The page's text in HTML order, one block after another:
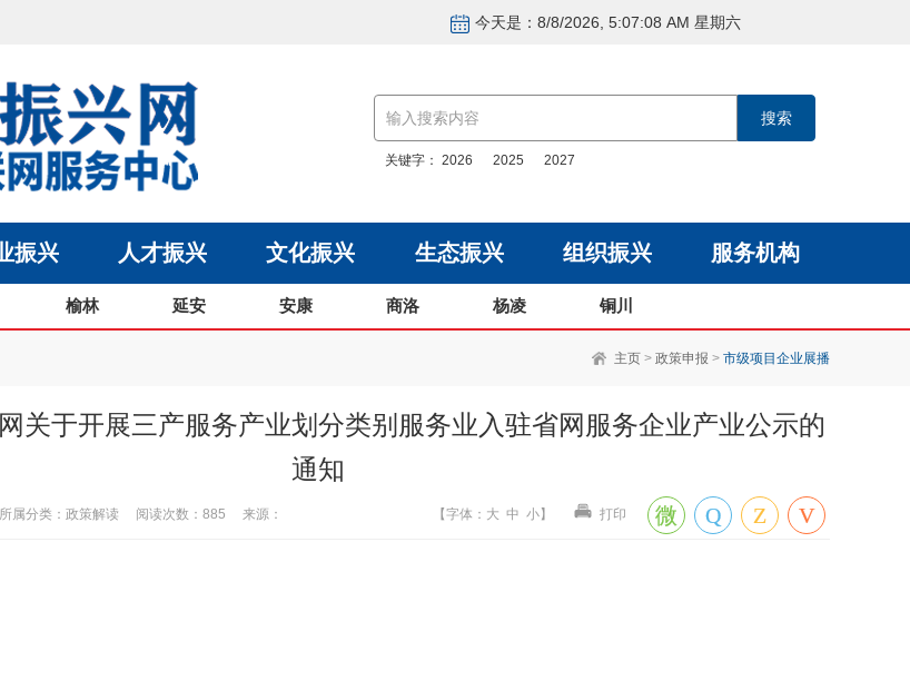
今天是： 8/8/2026, 5:07:09 AM 星期六
关键字： 2026 2025 2027
振兴 人才振兴 文化振兴 生态振兴 组织振兴 服务机构
榆林 延安 安康 商洛 杨凌 铜川
主页 > 政策申报 > 市级项目企业展播
关于开展三产服务产业划分类别服务业入驻省网服务企业产业公示的
通知
属分类：政策解读 阅读次数： 885 来源： 【字体 ： 大 中 小】 打印